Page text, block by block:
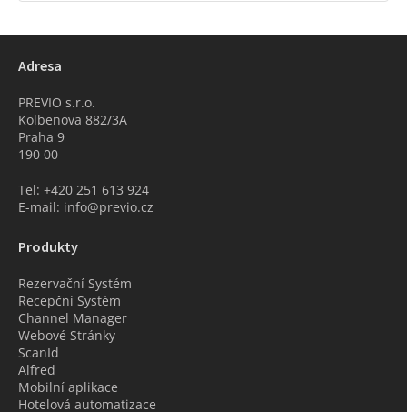
Adresa
PREVIO s.r.o.
Kolbenova 882/3A
Praha 9
190 00
Tel: +420 251 613 924
E-mail: info@previo.cz
Produkty
Rezervační Systém
Recepční Systém
Channel Manager
Webové Stránky
ScanId
Alfred
Mobilní aplikace
Hotelová automatizace